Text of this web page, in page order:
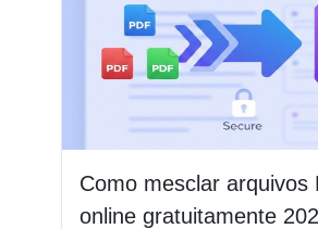
Como mesclar arquivos
online gratuitamente